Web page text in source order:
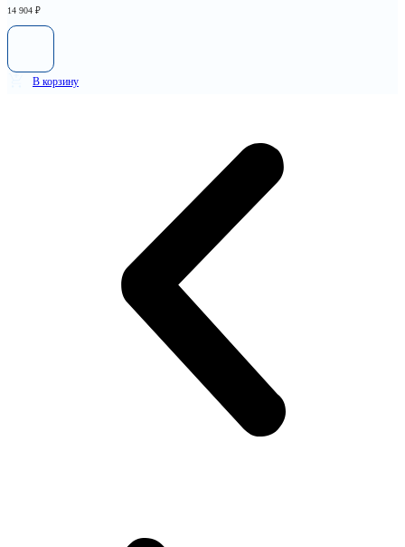
14 904 ₽
В корзину